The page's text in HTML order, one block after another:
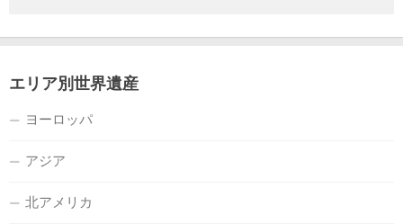
エリア別世界遺産
ヨーロッパ
アジア
北アメリカ